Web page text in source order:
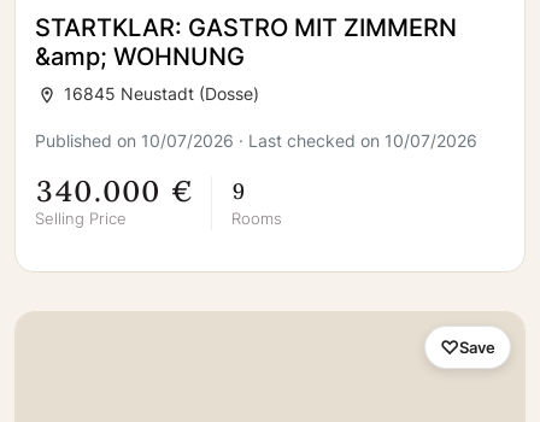
STARTKLAR: GASTRO MIT ZIMMERN
&amp; WOHNUNG
16845 Neustadt (Dosse)
Published on 10/07/2026 · Last checked on 10/07/2026
340.000 €
Selling Price
9
Rooms
Save